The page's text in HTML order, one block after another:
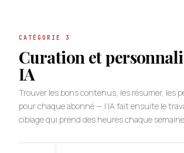
CATÉGORIE 3
Curation et
IA
Trouver les bons contenus, les résumer, les
pour chaque abonné — l’IA fait ensuite le
ciblage qui prend des heures chaque